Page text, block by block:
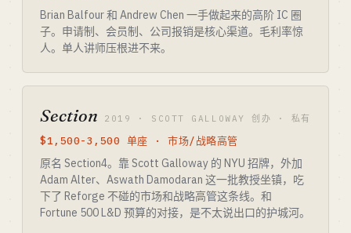
Brian Balfour 和 Andrew Chen 一手做起来的高阶 IC 圈
子。申请制、会员制、公司报销是核心渠道。毛利率惊
人。单人讲师压根进不来。
Section 2019 · SCOTT GALLOWAY 创办 · 私有
$1,500-3,500 单座 · 市场/战略高管
原名 Section4。靠 Scott Galloway 的 NYU 招牌，外加
Adam Alter、Aswath Damodaran 这一批教授坐镇，吃
下了 Reforge 不碰的市场和战略高管这条线。和
Fortune 500 L&D 预算的对接，是不太说出口的护城河。